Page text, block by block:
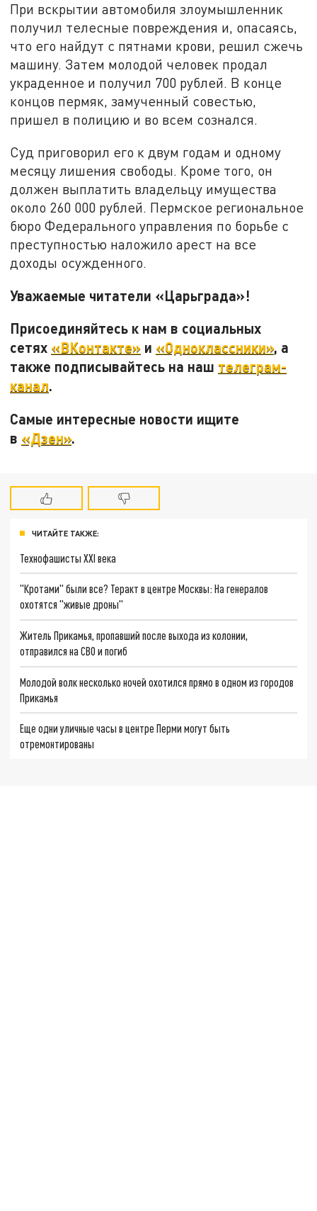
При вскрытии автомобиля злоумышленник
получил телесные повреждения и, опасаясь,
что его найдут с пятнами крови, решил сжечь
машину. Затем молодой человек продал
украденное и получил 700 рублей. В конце
концов пермяк, замученный совестью,
пришел в полицию и во всем сознался.
Суд приговорил его к двум годам и одному
месяцу лишения свободы. Кроме того, он
должен выплатить владельцу имущества
около 260 000 рублей. Пермское региональное
бюро Федерального управления по борьбе с
преступностью наложило арест на все
доходы осужденного.
Уважаемые читатели «Царьграда»!
Присоединяйтесь к нам в социальных
сетях «ВКонтакте» и «Одноклассники», а
также подписывайтесь на наш телеграм-
канал.
Самые интересные новости ищите
в «Дзен».
ЧИТАЙТЕ ТАКЖЕ:
Технофашисты XXI века
"Кротами" были все? Теракт в центре Москвы: На генералов
охотятся "живые дроны"
Житель Прикамья, пропавший после выхода из колонии,
отправился на СВО и погиб
Молодой волк несколько ночей охотился прямо в одном из городов
Прикамья
Еще одни уличные часы в центре Перми могут быть
отремонтированы